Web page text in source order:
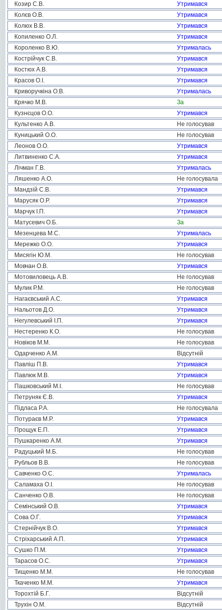
Козир С.В.
Утримався
Колєв О.В.
Утримався
Колюх В.В.
Утримався
Копиленко О.Л.
Утримався
Короленко В.Ю.
Утрималась
Кострійчук С.В.
Утримався
Костюх А.В.
Утримався
Красов О.І.
Утримався
Криворучкіна О.В.
Утрималась
Крячко М.В.
За
Кузнєцов О.О.
Утримався
Культенко А.В.
Не голосував
Куницький О.О.
Не голосував
Леонов О.О.
Утримався
Литвиненко С.А.
Утримався
Лічман Г.В.
Утрималась
Ляшенко А.О.
Не голосувала
Мандзій С.В.
Утримався
Марусяк О.Р.
Утримався
Марчук І.П.
Утримався
Матусевич О.Б.
За
Мезенцева М.С.
Утрималась
Мережко О.О.
Утримався
Мисягін Ю.М.
Не голосував
Мовчан О.В.
Утримався
Мотовиловець А.В.
Не голосував
Мулик Р.М.
Не голосував
Нагаєвський А.С.
Утримався
Нальотов Д.О.
Утримався
Негулевський І.П.
Утримався
Нестеренко К.О.
Не голосував
Новіков М.М.
Не голосував
Одарченко А.М.
Відсутній
Павліш П.В.
Утримався
Павлюк М.В.
Утримався
Пашковський М.І.
Не голосував
Петруняк Є.В.
Утримався
Підласа Р.А.
Не голосувала
Потураєв М.Р.
Утримався
Прощук Е.П.
Утримався
Пушкаренко А.М.
Утримався
Радуцький М.Б.
Не голосував
Рубльов В.В.
Не голосував
Савченко О.С.
Утрималась
Саламаха О.І.
Не голосував
Санченко О.В.
Не голосував
Семінський О.В.
Утримався
Сова О.Г.
Утримався
Стернійчук В.О.
Утримався
Стріхарський А.П.
Утримався
Сушко П.М.
Утримався
Тарасов О.С.
Утримався
Тищенко М.М.
Не голосував
Ткаченко М.М.
Утримався
Торохтій Б.Г.
Відсутній
Трухін О.М.
Відсутній